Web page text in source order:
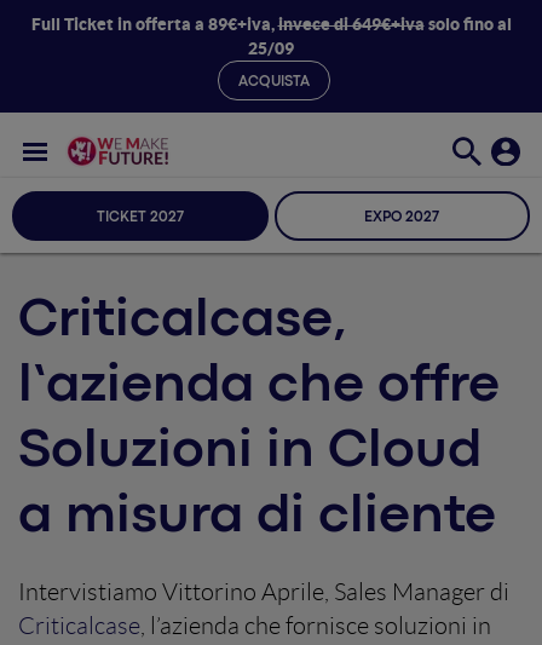
Full Ticket in offerta a 89€+iva,invece di 649€+ivasolo fino al
25/09
ACQUISTA
TICKET 2027 EXPO 2027
Criticalcase,
l’azienda che offre
Soluzioni in Cloud
a misura di cliente
Intervistiamo Vittorino Aprile, Sales Manager di
Criticalcase , l’azienda che fornisce soluzioni in